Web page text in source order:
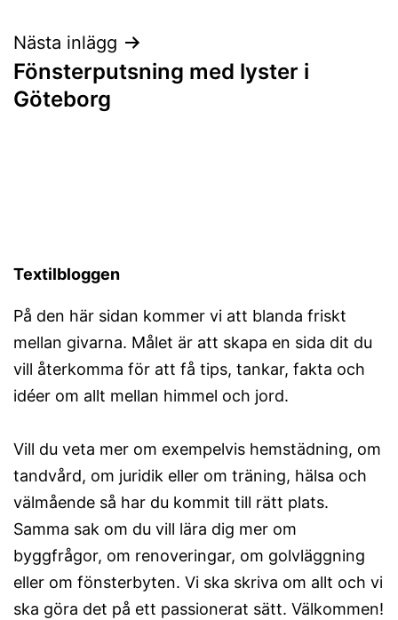
Nästa inlägg
Fönsterputsning med lyster i
Göteborg
Textilbloggen
På den här sidan kommer vi att blanda friskt
mellan givarna. Målet är att skapa en sida dit du
vill återkomma för att få tips, tankar, fakta och
idéer om allt mellan himmel och jord.
Vill du veta mer om exempelvis hemstädning, om
tandvård, om juridik eller om träning, hälsa och
välmående så har du kommit till rätt plats.
Samma sak om du vill lära dig mer om
byggfrågor, om renoveringar, om golvläggning
eller om fönsterbyten. Vi ska skriva om allt och vi
ska göra det på ett passionerat sätt. Välkommen!